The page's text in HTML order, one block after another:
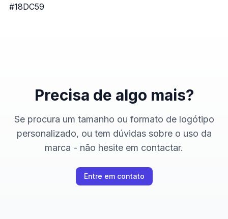
#18DC59
Precisa de algo mais?
Se procura um tamanho ou formato de logótipo
personalizado, ou tem dúvidas sobre o uso da
marca - não hesite em contactar.
Entre em contato